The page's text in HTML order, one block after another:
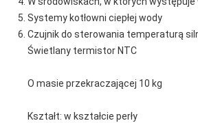
Systemy kotłowni ciepłej wody
Czujnik do sterowania temperaturą
Świetlany termistor NTC
O masie przekraczającej 10 kg
Kształt: w kształcie perły